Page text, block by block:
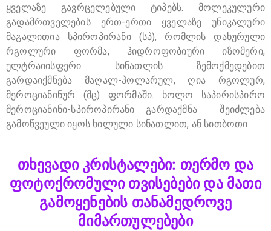
ყველაზე გავრცელებული ტიპებს. მოლეკულური
გადამრთველების ერთ-ერთი ყველაზე უნიკალური
მაგალითია სპიროპირანი (სპ), რომლის დახურული
რგოლური ფორმა, ჰიდროფობიური იზომერი,
ულტრაიისფერი სინათლის ზემოქმედებით
გარდაიქმნება მაღალ-პოლარულ, ღია რგოლურ,
მეროციანინურ (მც) ფორმაში. ხოლო საპირისპირო
მეროციანინი-სპიროპირანი გარდაქმნა შეიძლება
გამოწვეული იყოს ხილული სინათლით, ან სითბოთი.
თხევადი კრისტალები: თერმო და
ფოტოქრომული თვისებები და მათი
გამოყენების თანამედროვე
მიმართულებები